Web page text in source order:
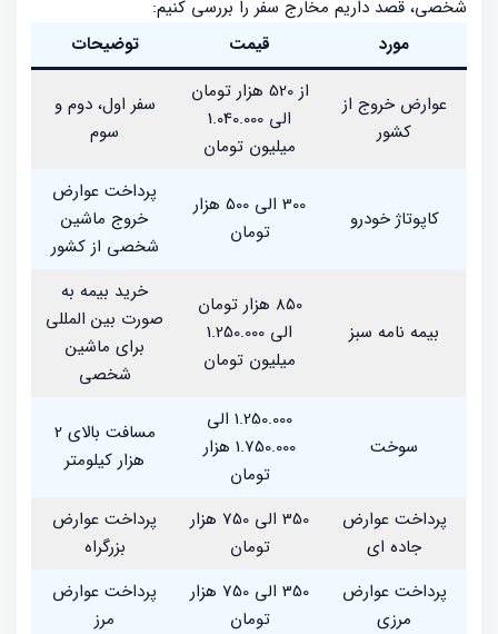
شخصی، قصد داریم مخارج سفر را بررسی کنیم:
مورد
قیمت توضیحات
عوارض خروج از
کشور
از 520 هزار تومان
الی 1.040.000
میلیون تومان
سفر اول، دوم و
سوم
کاپوتاژ خودرو
300 الی 500 هزار
تومان
پرداخت عوارض
خروج ماشین
شخصی از کشور
بیمه نامه سبز
850 هزار تومان
الی 1.250.000
میلیون تومان
خرید بیمه به
صورت بین المللی
برای ماشین
شخصی
سوخت
1.250.000 الی
1.750.000 هزار
تومان
مسافت بالای 2
هزار کیلومتر
پرداخت عوارض
جاده ای
350 الی 750 هزار
تومان
پرداخت عوارض
بزرگراه
پرداخت عوارض
مرزی
350 الی 750 هزار
تومان
پرداخت عوارض
مرز